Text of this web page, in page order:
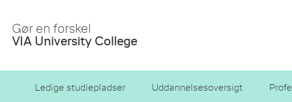
Main
Content
Gør en forskel
VIA University College
Ledige studiepladser Uddannelsesoversigt